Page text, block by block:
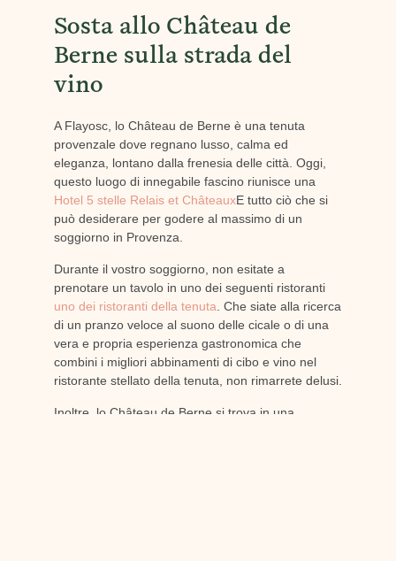
Sosta allo Château de
Berne sulla strada del
vino
A Flayosc, lo Château de Berne è una tenuta
provenzale dove regnano lusso, calma ed
eleganza, lontano dalla frenesia delle città. Oggi,
questo luogo di innegabile fascino riunisce una
Hotel 5 stelle Relais et ChâteauxE tutto ciò che si
può desiderare per godere al massimo di un
soggiorno in Provenza.
Durante il vostro soggiorno, non esitate a
prenotare un tavolo in uno dei seguenti ristoranti
uno dei ristoranti della tenuta . Che siate alla ricerca
di un pranzo veloce al suono delle cicale o di una
vera e propria esperienza gastronomica che
combini i migliori abbinamenti di cibo e vino nel
ristorante stellato della tenuta, non rimarrete delusi.
Inoltre, lo Château de Berne si trova in una